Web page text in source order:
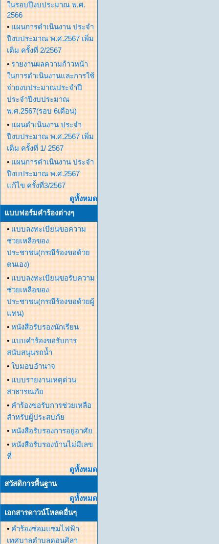
ในรอบปีงบประมาณ พ.ศ.
2566
• แผนการดำเนินงาน ประจำ
ปีงบประมาณ พ.ศ.2567 เพิ่ม
เติม ครั้งที่ 2/2567
• รายงานผลความก้าวหน้า
ในการดำเนินงานและการใช้
จ่ายงบประมาณประจำปี
ประจำปีงบประมาณ
พ.ศ.2567(รอบ 6เดือน)
• แผนดำเนินงาน ประจำ
ปีงบประมาณ พ.ศ.2567 เพิ่ม
เติม ครั้งที่ 1/ 2567
• แผนการดำเนินงาน ประจำ
ปีงบประมาณ พ.ศ.2567
แก้ไข ครั้งที่3/2567
ดูทั้งหมด
แบบฟอร์มคำร้องต่างๆ
• แบบลงทะเบียนขอความ
ช่วยเหลือของ
ประชาชน(กรณีร้องขอด้วย
ตนเอง)
• แบบลงทะเบียนขอรับความ
ช่วยเหลือของ
ประชาชน(กรณีร้องขอด้วยผู้
แทน)
• หนังสือรับรองนักเรียน
• แบบคำร้องขอรับการ
สนับสนุนรถน้ำ
• ใบมอบอำนาจ
• แบบรายงานเหตุด่วน
สาธารณภัย
• คำร้องขอรับการช่วยเหลือ
สำหรับผู้ประสบภัย
• หนังสือรับรองการอยู่อาศัย
• หนังสือรับรองบ้านไม่มีเลข
ที่
ดูทั้งหมด
สวัสดิการพื้นฐาน
ดูทั้งหมด
เอกสารดาวน์โหลดอื่นๆ
• คำร้องซ่อมแซมไฟฟ้า
เทศบาลตำบลดอนศิลา